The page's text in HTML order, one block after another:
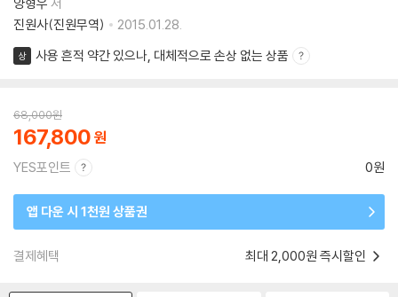
진원사(진원무역)
2015.01.28.
상 사용 흔적 약간 있으나, 대체적으로 손상 없는 상품
68,000원
167,800
YES포인트 0원
앱 다운 시 1천원 상품권
결제혜택 최대 2,000원 즉시할인